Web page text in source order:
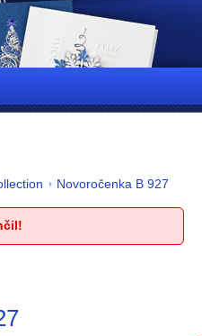
Novoročenka B 927